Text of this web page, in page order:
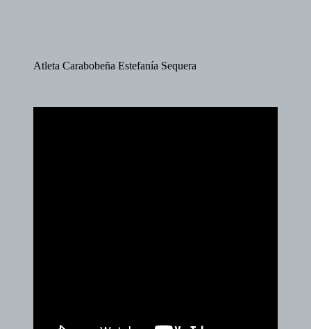
Atleta Carabobeña Estefanía Sequera